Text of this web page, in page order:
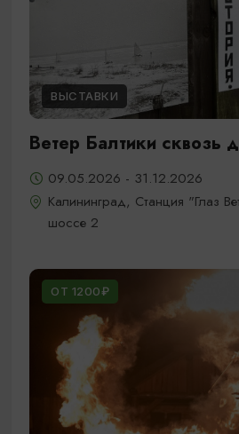
ВЫСТАВКИ
Ветер Балтики сквозь
09.05.2026 - 31.12.2026
Калининград, Станция "Глаз
шоссе 2
ОТ 1200₽